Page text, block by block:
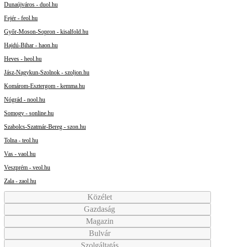
Dunaújváros - duol.hu
Fejér - feol.hu
Győr-Moson-Sopron - kisalfold.hu
Hajdú-Bihar - haon.hu
Heves - heol.hu
Jász-Nagykun-Szolnok - szoljon.hu
Komárom-Esztergom - kemma.hu
Nógrád - nool.hu
Somogy - sonline.hu
Szabolcs-Szatmár-Bereg - szon.hu
Tolna - teol.hu
Vas - vaol.hu
Veszprém - veol.hu
Zala - zaol.hu
Közélet
Gazdaság
Magazin
Bulvár
Szolgáltatás